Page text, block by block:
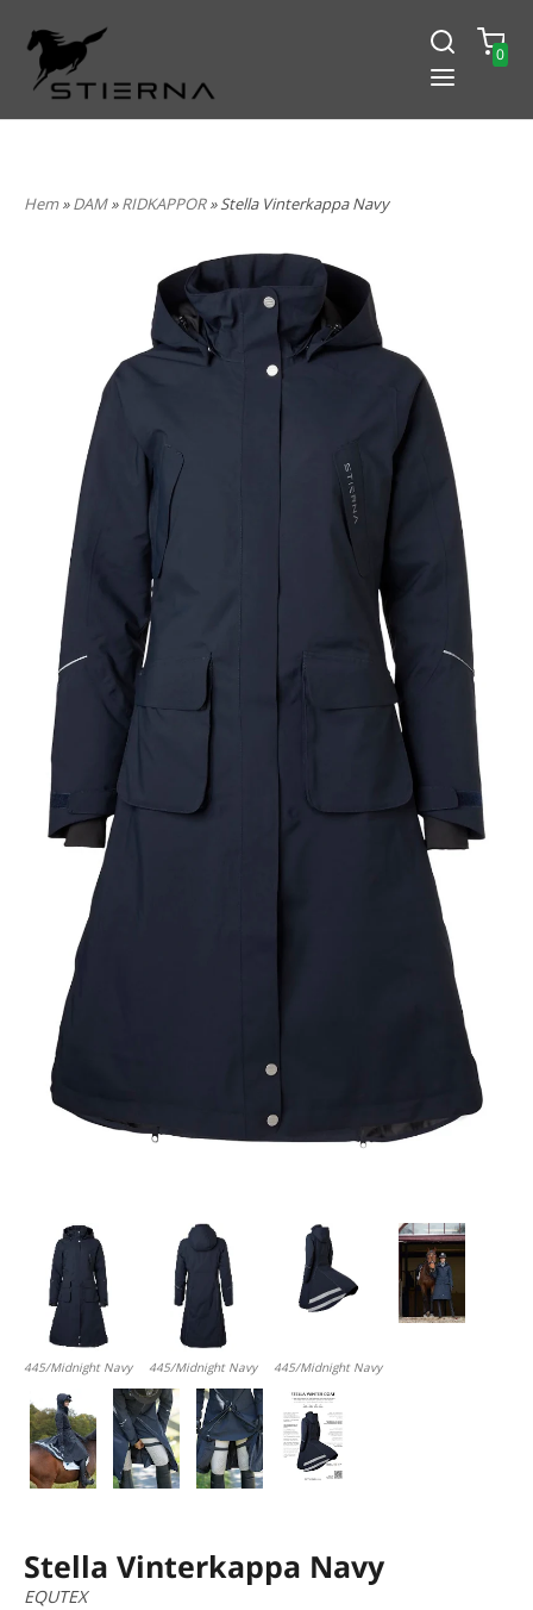
0
Hem»DAM»RIDKAPPOR» Stella Vinterkappa Navy
445/Midnight Navy 445/Midnight Navy 445/Midnight Navy
Stella Vinterkappa Navy
EQUTEX